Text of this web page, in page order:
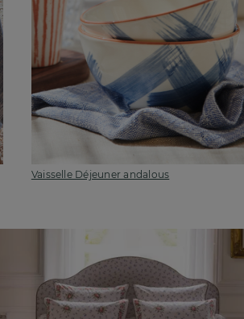
Vaisselle Déjeuner andalous